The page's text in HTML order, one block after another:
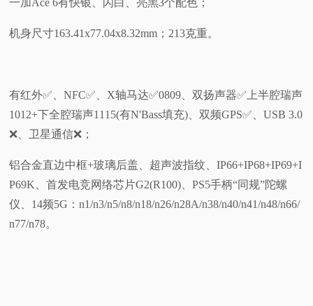
一加Ace 6有快银、闪白、亮黑3个配色；
机身尺寸163.41x77.04x8.32mm；213克重。
有红外✅️、NFC✅️、X轴马达✅️0809、双扬声器✅️上半腔瑞声
1012+下全腔瑞声1115(有N'Bass填充)、双频GPS✅️、USB 3.0
❌️、卫星通信❌️；
铝合金直边中框+玻璃后盖、超声波指纹、IP66+IP68+IP69+I
P69K、首发电竞网络芯片G2(R100)、PS5手柄“同规”陀螺
仪、14频5G：n1/n3/n5/n8/n18/n26/n28A/n38/n40/n41/n48/n66/
n77/n78。